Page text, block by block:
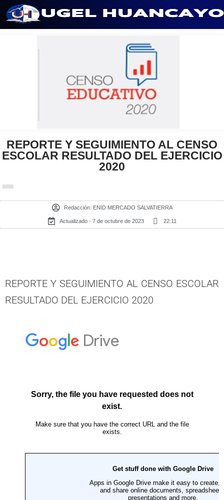
contenido
REPORTE Y SEGUIMIENTO AL CENSO
ESCOLAR RESULTADO DEL EJERCICIO
2020
Redacción: ENID MERCADO SALVATIERRA
Actualizado - 7 de octubre de 2023 22:11
REPORTE Y SEGUIMIENTO AL CENSO ESCOLAR
RESULTADO DEL EJERCICIO 2020